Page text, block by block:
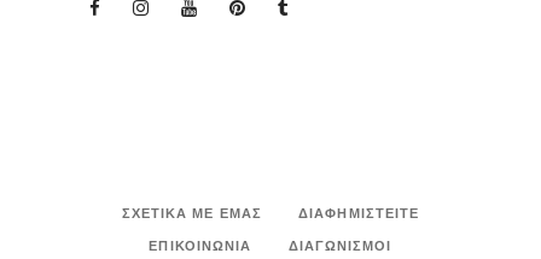
ΣΧΕΤΙΚΑ ΜΕ ΕΜΑΣ
ΔΙΑΦΗΜΙΣΤΕΙΤΕ
ΕΠΙΚΟΙΝΩΝΙΑ
ΔΙΑΓΩΝΙΣΜΟΙ